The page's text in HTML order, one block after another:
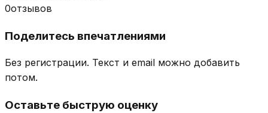
0отзывов
Поделитесь впечатлениями
Без регистрации. Текст и email можно добавить
потом.
Оставьте быструю оценку